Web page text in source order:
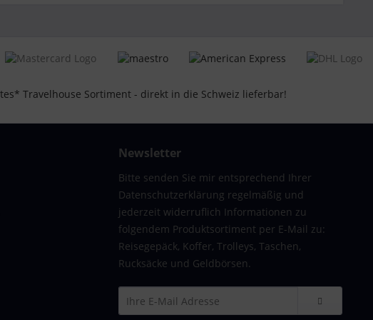
Newsletter
Bitte senden Sie mir entsprechend Ihrer
Datenschutzerklärung regelmäßig und
jederzeit widerruflich Informationen zu
folgendem Produktsortiment per E-Mail zu:
Reisegepäck, Koffer, Trolleys, Taschen,
Rucksäcke und Geldbörsen.